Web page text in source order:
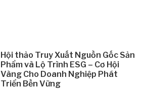
Hội thảo Truy Xuất Nguồn Gốc Sản
Phẩm và Lộ Trình ESG – Cơ Hội
Vàng Cho Doanh Nghiệp Phát
Triển Bền Vững